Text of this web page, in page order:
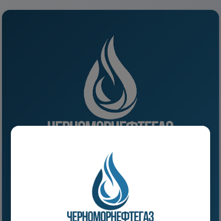
Управляйте своими счетами онлайн
Просматривайте историю платежей
Подавайте показания счетчиков